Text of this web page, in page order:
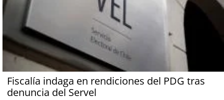
Fiscalía indaga en rendiciones del PDG tras
denuncia del Servel